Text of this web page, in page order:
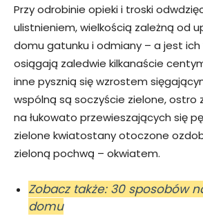
Przy odrobinie opieki i troski
ulistnieniem, wielkością zależną od
domu gatunku i odmiany – a jest ich
osiągają zaledwie kilkanaście
inne pysznią się wzrostem
wspólną są soczyście zielone, ostro
na łukowato przewieszających się
zielone kwiatostany otoczone
zieloną pochwą – okwiatem.
Zobacz także: 30 sposobów
domu